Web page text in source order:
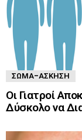
ΣΏΜΑ-ΆΣΚΗΣΗ
Οι Γιατροί
Δύσκολο να